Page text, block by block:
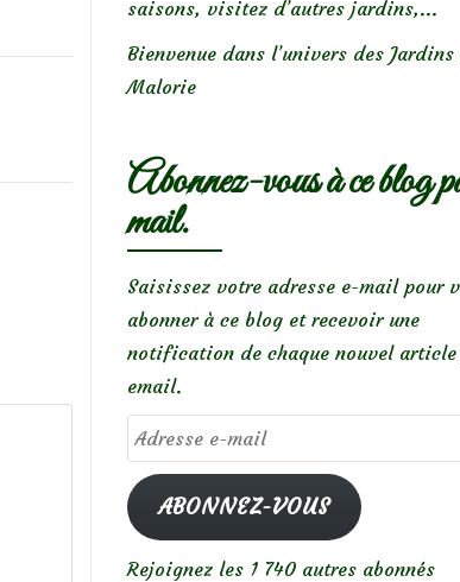
saisons, visitez d’autres jardins,...
Bienvenue dans l’univers des Jardins
Malorie
Abonnez-vous à ce blog
mail.
Saisissez votre adresse e-mail pour
abonner à ce blog et recevoir une
notification de chaque nouvel article
email.
Adresse
e-
mailABONNEZ-VOUS
Rejoignez les 1 740 autres abonnés